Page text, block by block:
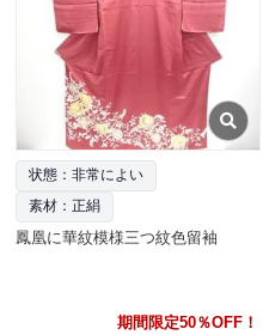
状態：非常によい
素材：正絹
鳳凰に華紋模様三つ紋色留袖
期間限定50％OFF！